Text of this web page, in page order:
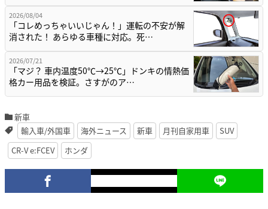
2026/08/04
「コレめっちゃいいじゃん！」運転の不安が解
消された！ あらゆる車種に対応。死…
2026/07/21
「マジ？ 車内温度50℃→25℃」ドンキの情熱価
格カー用品を検証。さすがのア…
新車
輸入車/外国車
海外ニュース 新車 月刊自家用車
SUV
CR-V e:FCEV
ホンダ